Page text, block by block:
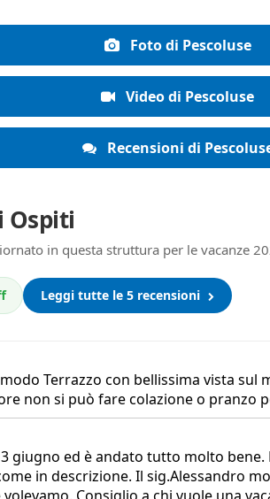
Foto di Pescoluse
Video di Pescoluse
Recensioni di
Ospiti
in questa struttura per le vacanze
Leggi tutte le 5 recensioni
Terrazzo con bellissima vista sul
non si può fare colazione o pranzo
giugno ed è andato tutto molto
in descrizione. Il sig.Alessandro